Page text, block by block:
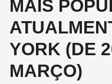
MAIS
YORK (DE
MARÇO)